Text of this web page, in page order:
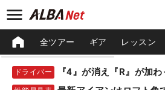
全ツアー ギア レッスン
ドライバー